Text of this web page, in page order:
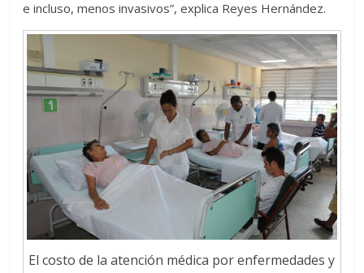
e incluso, menos invasivos”, explica Reyes Hernández.
El costo de la atención médica por enfermedades y